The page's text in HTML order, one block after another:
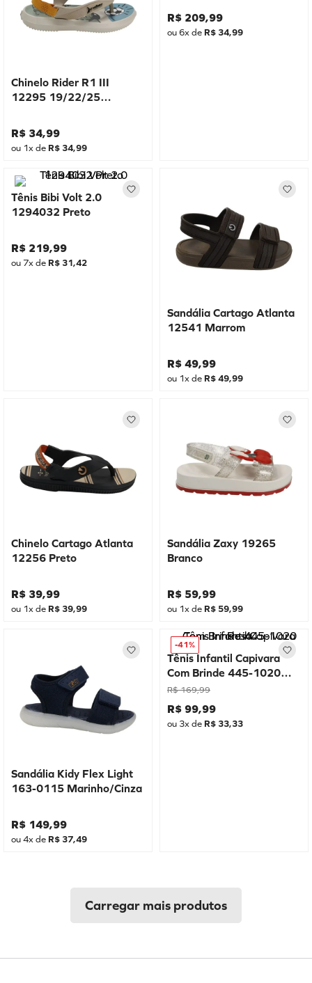
Chinelo Rider R1 III
12295 19/22/25
R$ 34,99
ou 1x de R$ 34,99
R$ 209,99
ou6x de R$ 34,99
Tênis Bibi Volt 2.0
1294032 Preto
R$ 219,99
ou 7x de R$ 31,42
Sandália Cartago Atlanta
12541 Marrom
R$ 49,99
ou 1x de R$49,99
Chinelo Cartago Atlanta
12256 Preto
R$ 39,99
ou 1x de R$ 39,99
Sandália Zaxy 19265
Branco
R$ 59,99
ou 1x de R$ 59,99
Sandália Kidy Flex Light
163-0115 Marinho/Cinza
R$ 149,99
ou4x de R$ 37,49
-41%
Tênis Infantil Capivara
Com Brinde 445-1020
Rosa
R$ 169,99
R$ 99,99
ou 3x de R$ 33,33